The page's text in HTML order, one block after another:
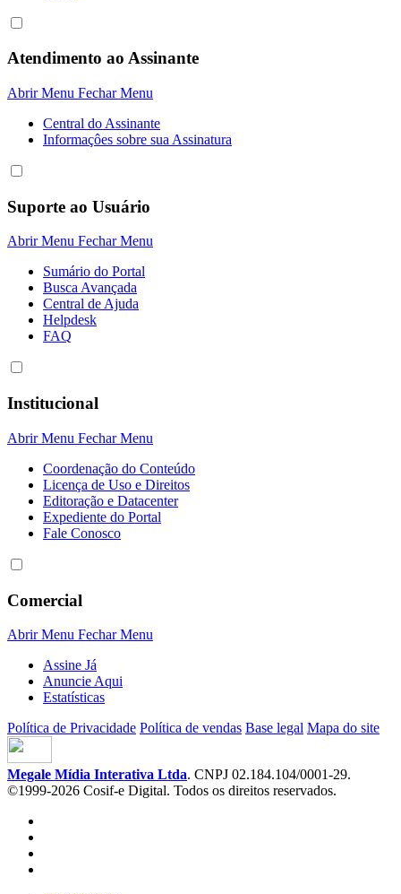
Atendimento ao Assinante
Abrir Menu Fechar Menu
Central do Assinante
Informaçôes sobre sua Assinatura
Suporte ao Usuário
Abrir Menu Fechar Menu
Sumário do Portal
Busca Avançada
Central de Ajuda
Helpdesk
FAQ
Institucional
Abrir Menu Fechar Menu
Coordenação do Conteúdo
Licença de Uso e Direitos
Editoração e Datacenter
Expediente do Portal
Fale Conosco
Comercial
Abrir Menu Fechar Menu
Assine Já
Anuncie Aqui
Estatísticas
Política de Privacidade Política de vendas Base legal Mapa do site
Megale Mídia Interativa Ltda. CNPJ 02.184.104/0001-29.
©1999-2026 Cosif-e Digital. Todos os direitos reservados.